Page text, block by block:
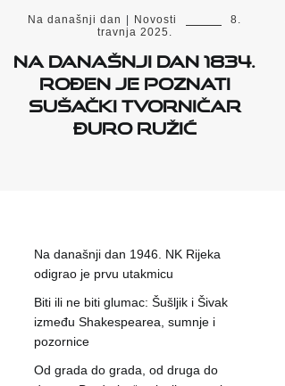
Na današnji dan | Novosti
8.
travnja 2025.
Na današnji dan 1834.
rođen je poznati
sušački tvorničar
Đuro Ružić
Na današnji dan 1946. NK Rijeka
odigrao je prvu utakmicu
Biti ili ne biti glumac: Šušljik i Šivak
između Shakespearea, sumnje i
pozornice
Od grada do grada, od druga do